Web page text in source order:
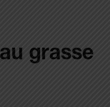
grasse